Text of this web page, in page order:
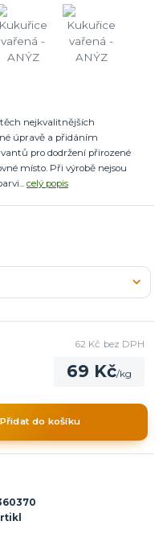
nejkvalitnějších
úpravě a přidáním
pro dodržení přirozené
místo. Při výrobě nejsou
celý popis
69 Kč/kg
62 Kč bez DPH
Přidat do košíku